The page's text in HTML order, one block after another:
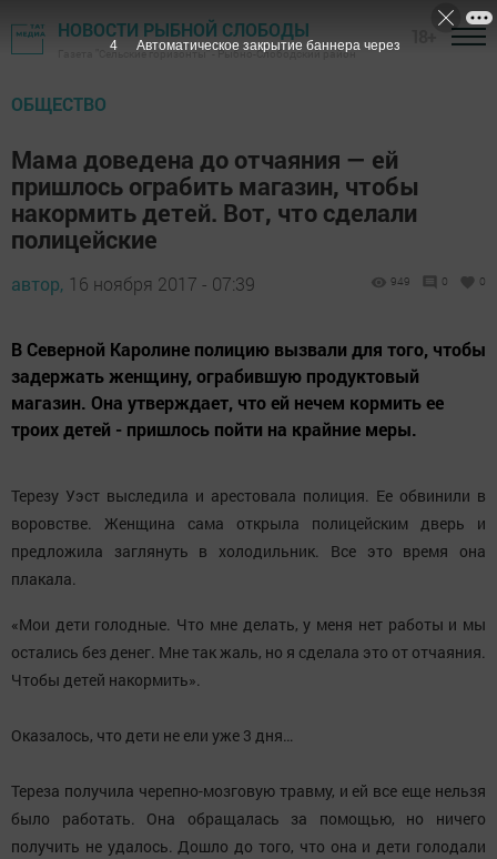
НОВОСТИ РЫБНОЙ СЛОБОДЫ
Газета "Сельские горизонты" - Рыбно-Слободский район
ОБЩЕСТВО
Мама доведена до отчаяния — ей
пришлось ограбить магазин, чтобы
накормить детей. Вот, что сделали
полицейские
автор, 16 ноября 2017 - 07:39 949 0 0
В Северной Каролине полицию вызвали для того, чтобы
задержать женщину, ограбившую продуктовый
магазин. Она утверждает, что ей нечем кормить ее
троих детей - пришлось пойти на крайние меры.
Терезу Уэст выследила и арестовала полиция. Ее обвинили в
воровстве. Женщина сама открыла полицейским дверь и
предложила заглянуть в холодильник. Все это время она
плакала.
«Мои дети голодные. Что мне делать, у меня нет работы и мы
остались без денег. Мне так жаль, но я сделала это от отчаяния.
Чтобы детей накормить».
Оказалось, что дети не ели уже 3 дня…
Тереза получила черепно-мозговую травму, и ей все еще нельзя
было работать. Она обращалась за помощью, но ничего
получить не удалось. Дошло до того, что она и дети голодали
3 Автоматическое закрытие баннера через